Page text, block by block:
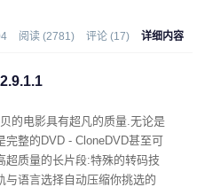
阅读 (2781) 评论 (17) 详细内容
的电影具有超凡的质量.无论是
完整的DVD - CloneDVD甚至可
超质量的长片段:特殊的转码技
与语言选择自动压缩你挑选的